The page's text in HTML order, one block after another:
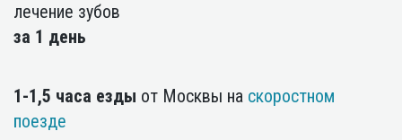
лечение зубов
за 1 день
1-1,5 часа езды от Москвы на скоростном
поезде